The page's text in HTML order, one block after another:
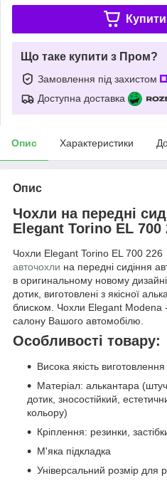
Що таке купити з Пром?
Замовлення під захистом
Доступна доставка
Опис Характеристики
Опис
Чохли на передні
Elegant Torino EL 700
Чохли Elegant Torino EL 700 226
авточохли на передні сидіння
в оригинальному новому
дотик, виготовлені з якісної
блиском. Чохли Elegant Modena
салону Вашого автомобілю.
Особливості товару:
Висока якість виготовлення
Матеріал: алькантара
дотик, зносостійкий,
кольору)
Кріплення: резинки,
М'яка підкладка
Універсальний розмір для